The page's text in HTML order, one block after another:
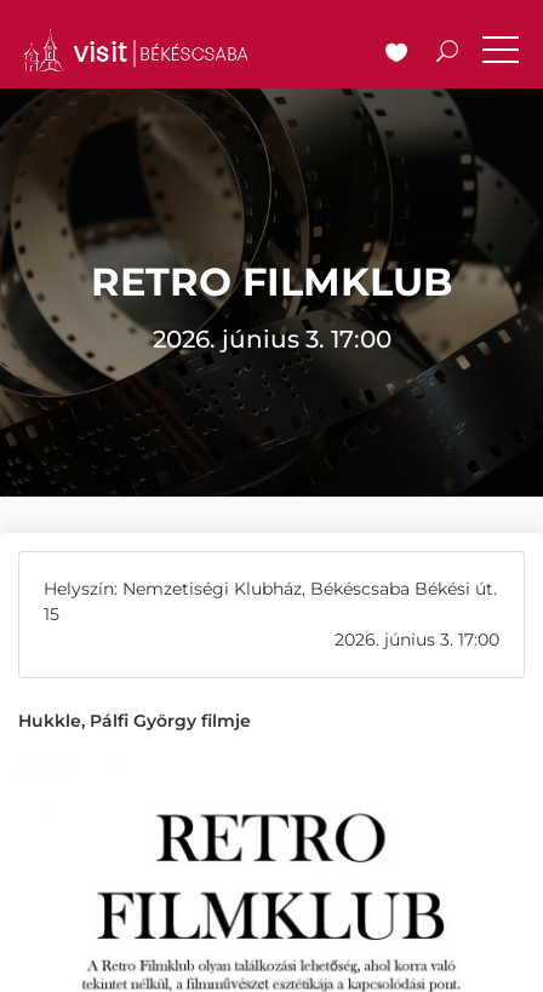
RETRO FILMKLUB
2026. június 3. 17:00
Helyszín: Nemzetiségi Klubház, Békéscsaba Békési út.
15
2026. június 3. 17:00
Hukkle, Pálfi György filmje